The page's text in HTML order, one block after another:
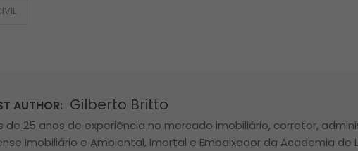
AUTHOR: Gilberto Britto
de 25 anos de experiência no mercado imobiliário, corretor,
Imobiliário e Ambiental, Imortal e Embaixador da Academia de